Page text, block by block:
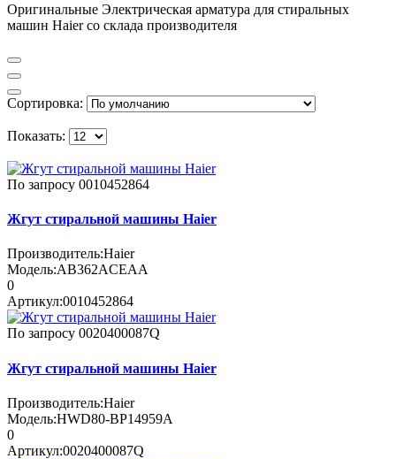
Оригинальные Электрическая арматура для стиральных
машин Haier со склада производителя
Сортировка:
Показать:
По запросу 0010452864
Жгут стиральной машины Haier
Производитель:Haier
Модель:AB362ACEAA
0
Артикул:0010452864
По запросу 0020400087Q
Жгут стиральной машины Haier
Производитель:Haier
Модель:HWD80-BP14959A
0
Артикул:0020400087Q